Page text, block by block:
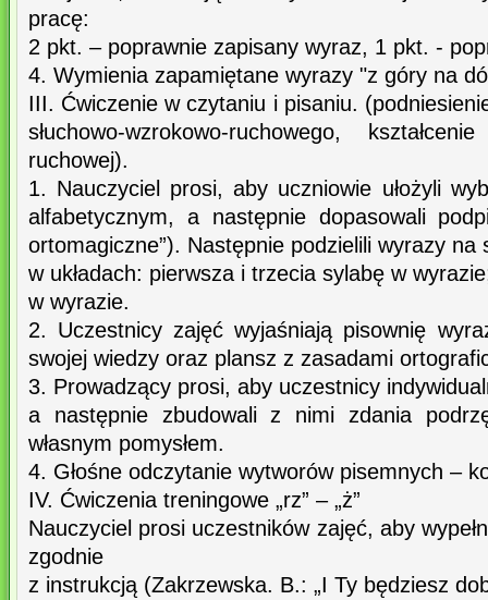
pracę:
2 pkt. – poprawnie zapisany wyraz, 1 pkt. -
4. Wymienia zapamiętane wyrazy "z góry na
III. Ćwiczenie w czytaniu i pisaniu.
słuchowo-wzrokowo-ruchowego,
ruchowej).
1. Nauczyciel prosi, aby uczniowie ułożyli
alfabetycznym, a następnie dopasowali
ortomagiczne”). Następnie podzielili wyrazy na
w układach: pierwsza i trzecia sylabę w
w wyrazie.
2. Uczestnicy zajęć wyjaśniają pisownię
swojej wiedzy oraz plansz z zasadami
3. Prowadzący prosi, aby uczestnicy
a następnie zbudowali z nimi zdania
własnym pomysłem.
4. Głośne odczytanie wytworów pisemnych –
IV. Ćwiczenia treningowe „rz” – „ż”
Nauczyciel prosi uczestników zajęć, aby
zgodnie
z instrukcją (Zakrzewska. B.: „I Ty będziesz